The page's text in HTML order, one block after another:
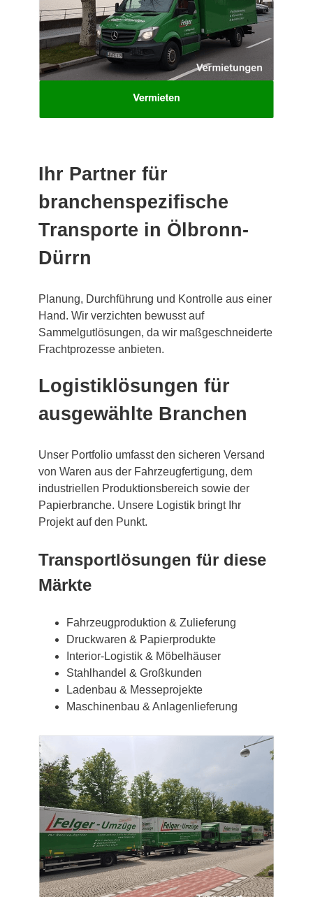
Ihr Partner für
branchenspezifische
Transporte in Ölbronn-
Dürrn
Planung, Durchführung und Kontrolle aus einer
Hand. Wir verzichten bewusst auf
Sammelgutlösungen, da wir maßgeschneiderte
Frachtprozesse anbieten.
Logistiklösungen für
ausgewählte Branchen
Unser Portfolio umfasst den sicheren Versand
von Waren aus der Fahrzeugfertigung, dem
industriellen Produktionsbereich sowie der
Papierbranche. Unsere Logistik bringt Ihr
Projekt auf den Punkt.
Transportlösungen für diese
Märkte
Fahrzeugproduktion & Zulieferung
Druckwaren & Papierprodukte
Interior-Logistik & Möbelhäuser
Stahlhandel & Großkunden
Ladenbau & Messeprojekte
Maschinenbau & Anlagenlieferung